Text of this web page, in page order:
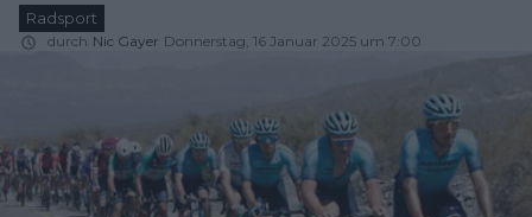
Radsport
durch Nic Gayer Donnerstag, 16 Januar 2025 um 7:00